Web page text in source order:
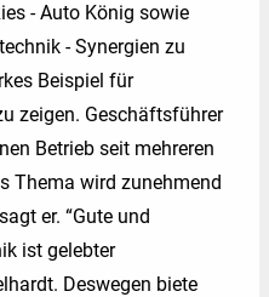
- Auto König sowie
- Synergien zu
Beispiel für
zeigen. Geschäftsführer
Betrieb seit mehreren
Thema wird zunehmend
er. “Gute und
ist gelebter
Deswegen biete